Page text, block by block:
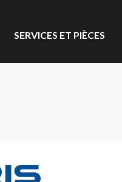
SERVICES ET PIÈCES